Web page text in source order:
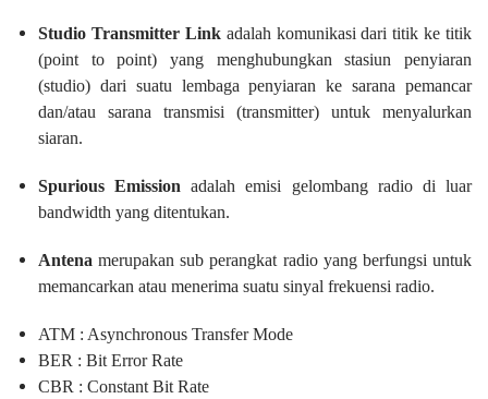
Studio Transmitter Linkadalah komunikasi dari titik ke titik
(point to point) yang menghubungkan stasiun penyiaran
(studio) dari suatu lembaga penyiaran ke sarana pemancar
dan/atau sarana transmisi (transmitter) untuk menyalurkan
siaran.
Spurious Emission adalah emisi gelombang radio di luar
bandwidth yang ditentukan.
Antenamerupakan sub perangkat radio yang berfungsi untuk
memancarkan atau menerima suatu sinyal frekuensi radio.
ATM : Asynchronous Transfer Mode
BER : Bit Error Rate
CBR : Constant Bit Rate